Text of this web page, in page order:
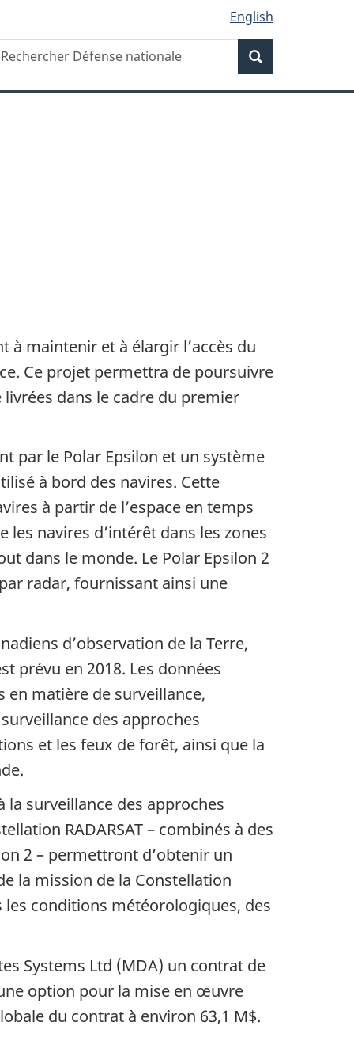
English
à maintenir et à élargir l’accès du
Ce projet permettra de poursuivre
dans le cadre du premier
par le Polar Epsilon et un système
à bord des navires. Cette
à partir de l’espace en temps
navires d’intérêt dans les zones
dans le monde. Le Polar Epsilon 2
radar, fournissant ainsi une
d’observation de la Terre,
prévu en 2018. Les données
matière de surveillance,
des approches
et les feux de forêt, ainsi que la
surveillance des approches
RADARSAT – combinés à des
2 – permettront d’obtenir un
la mission de la Constellation
conditions météorologiques, des
Systems Ltd (MDA) un contrat de
option pour la mise en œuvre
du contrat à environ 63,1 M$.